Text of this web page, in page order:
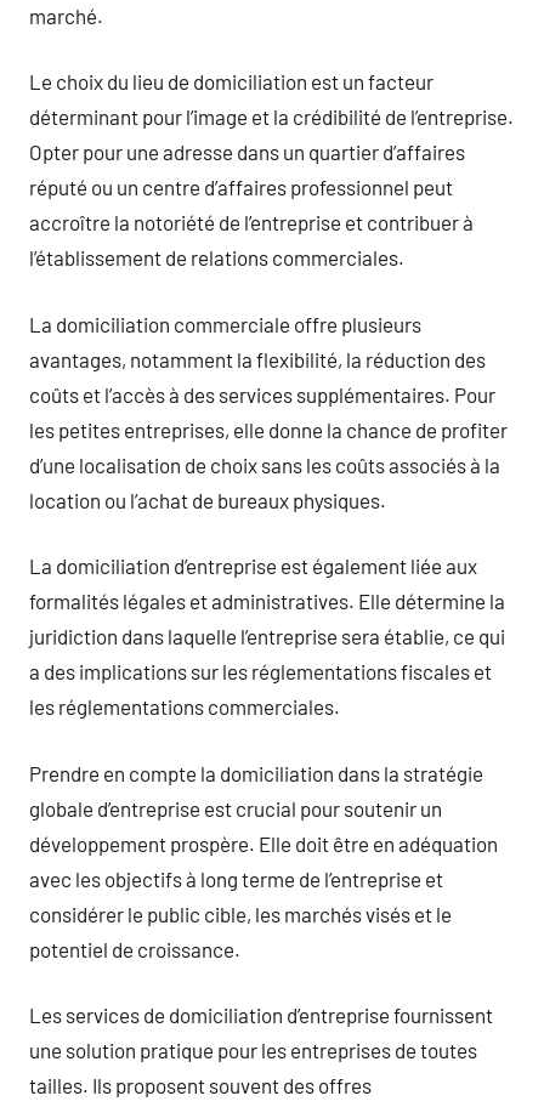
marché.
Le choix du lieu de domiciliation est un facteur
déterminant pour l’image et la crédibilité de l’entreprise.
Opter pour une adresse dans un quartier d’affaires
réputé ou un centre d’affaires professionnel peut
accroître la notoriété de l’entreprise et contribuer à
l’établissement de relations commerciales.
La domiciliation commerciale offre plusieurs
avantages, notamment la flexibilité, la réduction des
coûts et l’accès à des services supplémentaires. Pour
les petites entreprises, elle donne la chance de profiter
d’une localisation de choix sans les coûts associés à la
location ou l’achat de bureaux physiques.
La domiciliation d’entreprise est également liée aux
formalités légales et administratives. Elle détermine la
juridiction dans laquelle l’entreprise sera établie, ce qui
a des implications sur les réglementations fiscales et
les réglementations commerciales.
Prendre en compte la domiciliation dans la stratégie
globale d’entreprise est crucial pour soutenir un
développement prospère. Elle doit être en adéquation
avec les objectifs à long terme de l’entreprise et
considérer le public cible, les marchés visés et le
potentiel de croissance.
Les services de domiciliation d’entreprise fournissent
une solution pratique pour les entreprises de toutes
tailles. Ils proposent souvent des offres